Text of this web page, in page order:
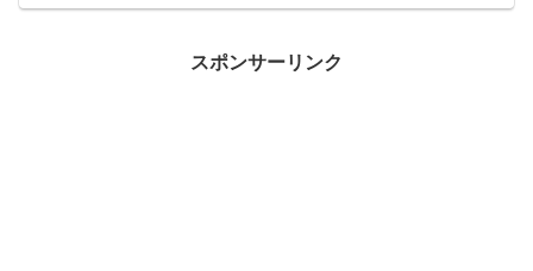
スポンサーリンク